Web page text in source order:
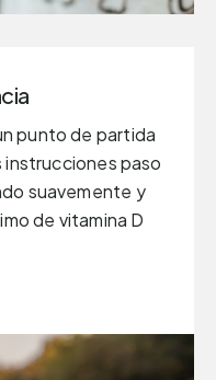
punto de partida
instrucciones paso
suavemente y
de vitamina D